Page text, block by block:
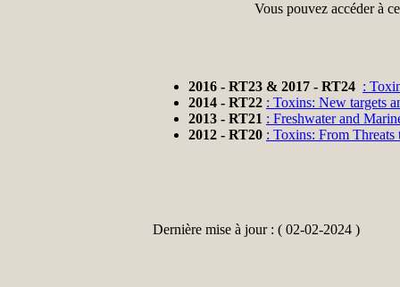
Vous pouvez accéder à
2016 - RT23 & 2017 - RT24 :
2014 - RT22 : Toxins: New targets
2013 - RT21 : Freshwater and
2012 - RT20 : Toxins: From Threats
Dernière mise à jour : ( 02-02-2024 )